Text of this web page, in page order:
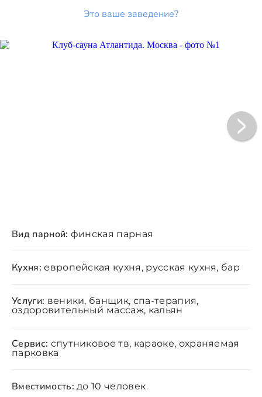
Это ваше заведение?
Вид парной: финская парная
Кухня: европейская кухня, русская кухня, бар
Услуги: веники, банщик, спа-терапия,
оздоровительный массаж, кальян
Сервис: спутниковое тв, караоке, охраняемая
парковка
Вместимость: до 10 человек